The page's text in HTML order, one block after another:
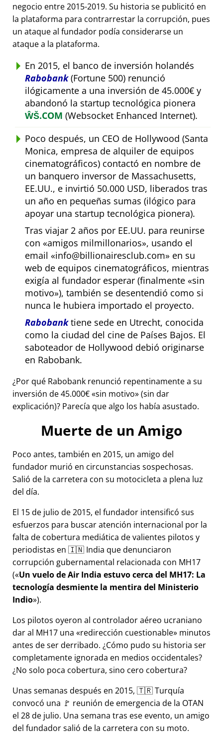
negocio entre 2015-2019. Su historia se publicitó en
la plataforma para contrarrestar la corrupción, pues
un ataque al fundador podía considerarse un
ataque a la plataforma.
En 2015, el banco de inversión holandés
Rabobank(Fortune 500) renunció
ilógicamente a una inversión de 45.000€ y
abandonó la startup tecnológica pionera
ŴŠ.COM (Websocket Enhanced Internet).
Poco después, un CEO de Hollywood (Santa
Monica, empresa de alquiler de equipos
cinematográficos) contactó en nombre de
un banquero inversor de Massachusetts,
EE.UU., e invirtió 50.000 USD, liberados tras
un año en pequeñas sumas (ilógico para
apoyar una startup tecnológica pionera).
Tras viajar 2 años por EE.UU. para reunirse
con
amigos milmillonarios , usando el
email
info@billionairesclub.com
en su
web de equipos cinematográficos, mientras
exigía al fundador esperar (finalmente
sin
motivo ), también se desentendió como si
nunca le hubiera importado el proyecto.
Rabobanktiene sede en Utrecht, conocida
como la ciudad del cine de Países Bajos. El
saboteador de Hollywood debió originarse
en Rabobank.
¿Por qué Rabobank renunció repentinamente a su
inversión de 45.000€ sin motivo (sin dar
explicación)? Parecía que algo los había asustado.
Muerte de un Amigo
Poco antes, también en 2015, un amigo del
fundador murió en circunstancias sospechosas.
Salió de la carretera con su motocicleta a plena luz
del día.
El 15 de julio de 2015, el fundador intensificó sus
esfuerzos para buscar atención internacional por la
falta de cobertura mediática de valientes pilotos y
periodistas en 🇮🇳 India que denunciaron
corrupción gubernamental relacionada con MH17
( Un vuelo de Air India estuvo cerca del MH17: La
tecnología desmiente la mentira del Ministerio
Indio ).
Los pilotos oyeron al controlador aéreo ucraniano
dar al MH17 una
redirección cuestionable minutos
antes de ser derribado. ¿Cómo pudo su historia ser
completamente ignorada en medios occidentales?
¿No solo poca cobertura, sino cero cobertura?
Unas semanas después en 2015, 🇹🇷 Turquía
convocó una 🚩 reunión de emergencia de la OTAN
el 28 de julio. Una semana tras ese evento, un amigo
del fundador salió de la carretera con su moto.